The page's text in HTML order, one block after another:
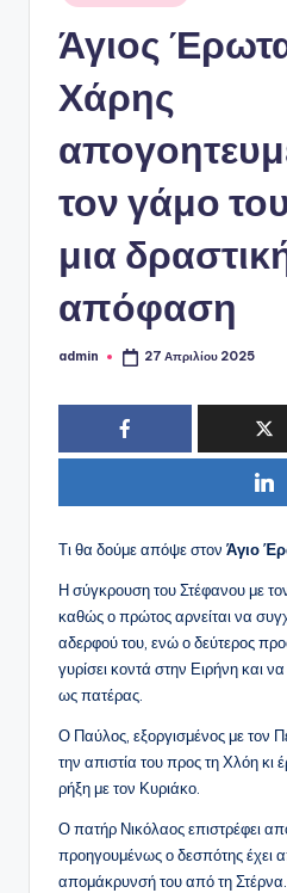
P
σε
Άγιος
Χάρης
τον γάμο
μια
απόφαση
Συγγραφέας:
admin 27 Απριλίου 2025
Τι θα δούμε απόψε στον Άγιο
Η σύγκρουση του Στέφανου με
καθώς ο πρώτος αρνείται να
αδερφού του, ενώ ο δεύτερος
γυρίσει κοντά στην Ειρήνη και
ως πατέρας.
Ο Παύλος, εξοργισμένος με τον
την απιστία του προς τη Χλόη κι
ρήξη με τον Κυριάκο.
Ο πατήρ Νικόλαος επιστρέφει
προηγουμένως ο δεσπότης έχει
απομάκρυνσή του από τη Στέρνα.